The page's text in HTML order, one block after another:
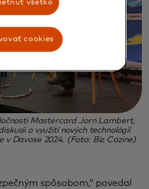
Mastercard Jorn Lambert,
o využití nových technológií
v Davose 2024. (Foto: Biz Cozine)
spôsobom,“ povedal
všetko
cookies